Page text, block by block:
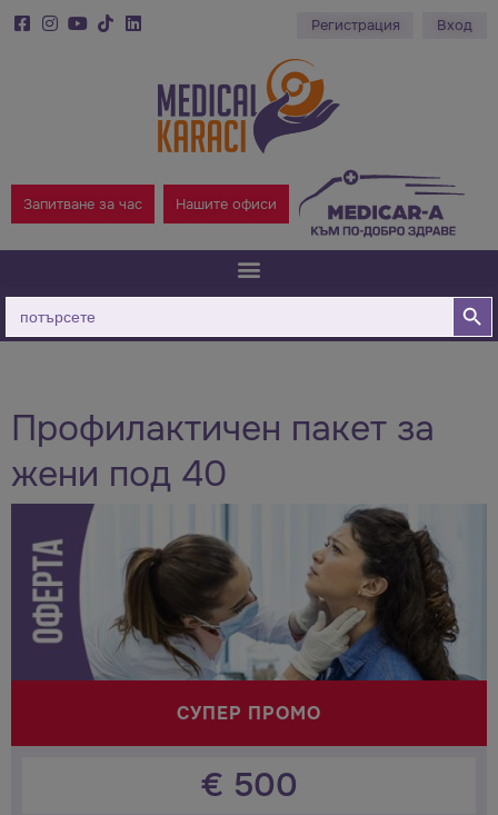
Регистрация Вход
Запитване за час Нашите офиси
Търсене
за:
Бутон
Профилактичен пакет за
жени под 40
СУПЕР ПРОМО
€ 500